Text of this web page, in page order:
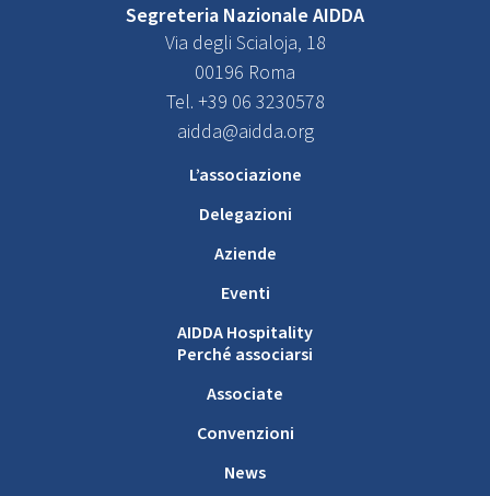
Segreteria Nazionale AIDDA
Via degli Scialoja, 18
00196 Roma
Tel. +39 06 3230578
aidda@aidda.org
L’associazione
Delegazioni
Aziende
Eventi
AIDDA Hospitality
Perché associarsi
Associate
Convenzioni
News